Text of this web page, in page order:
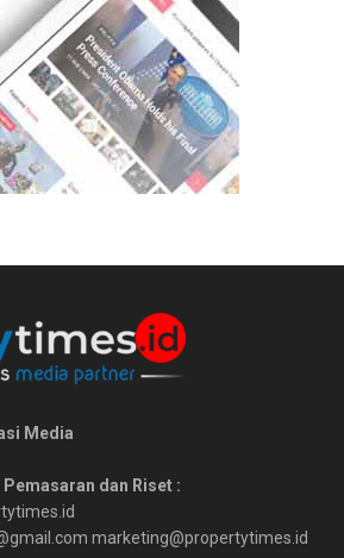
Media
dan Riset :
marketing@propertytimes.id